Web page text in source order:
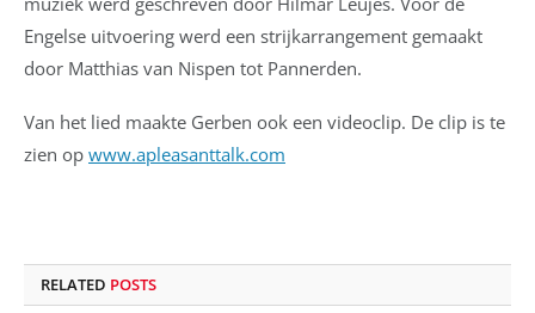
Engelse uitvoering werd een strijkarrangement gemaakt
door Matthias van Nispen tot Pannerden.
Van het lied maakte Gerben ook een videoclip. De clip is te
zien op www.apleasanttalk.com
RELATED POSTS